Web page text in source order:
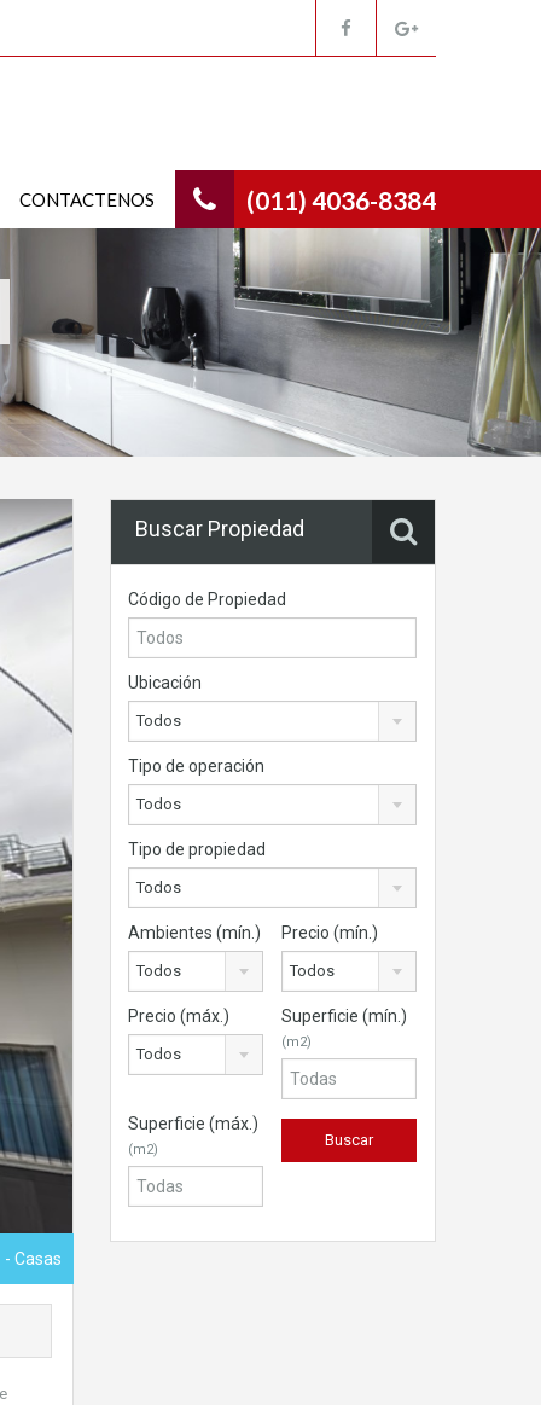
(011) 4036-8384
CONTACTENOS
- Casas
Buscar Propiedad
Código de Propiedad
Ubicación
Todos
Tipo de operación
Todos
Tipo de propiedad
Todos
Ambientes (mín.)
Todos
Precio (mín.)
Todos
Precio (máx.)
Todos
Superficie (mín.)
(m2)
Superficie (máx.)
(m2)